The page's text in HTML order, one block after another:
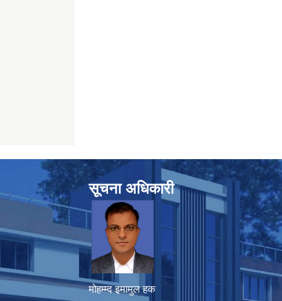
सूचना अधिकारी
मोहम्म्द इमामुल हक